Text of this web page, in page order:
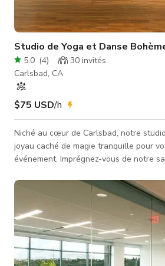
Studio de Yoga et Danse
5.0 (4) 30 invités
Carlsbad, CA
$75 USD/h
Niché au cœur de Carlsbad, notre
joyau caché de magie tranquille pour
événement. Imprégnez-vous de notre
pour la connexion et la créativité. Torus est conçu avec soin
pour exprimer un luxe bohème
Ateliers - Formations de professeurs -